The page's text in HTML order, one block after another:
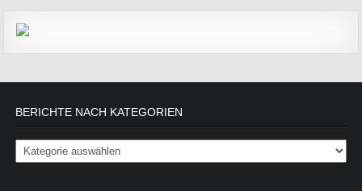
BERICHTE NACH KATEGORIEN
Berichte nach Kategorien